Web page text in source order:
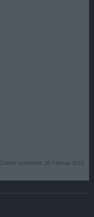
Zuletzt bearbeitet: 28 Februar 2015